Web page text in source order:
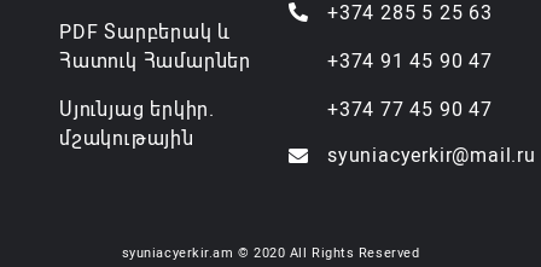
PDF Տարբերակ և
Հատուկ Համարներ
Սյունյաց երկիր.
մշակութային
+374 285 5 25 63
+374 91 45 90 47
+374 77 45 90 47
syuniacyerkir@mail.ru
syuniacyerkir.am © 2020 All Rights Reserved